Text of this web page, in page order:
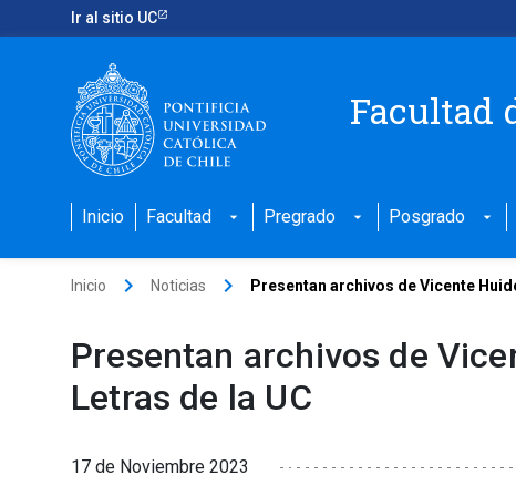
Ir al sitio UC
Facultad
Inicio Facultad arrow_drop_down Pregrado arrow_drop_down Posgrado arrow_drop_down
Inicio keyboard_arrow_right Noticias keyboard_arrow_right Presentan archivos de Vicente
Presentan archivos de
Letras de la UC
17 de Noviembre 2023